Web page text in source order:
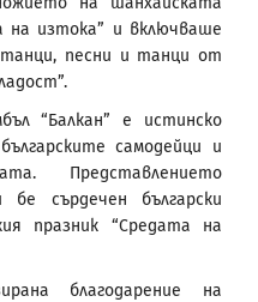
на изтока” и включваше
песни и танци от
“Балкан” е истинско
самодейци и
Представлението
сърдечен български
празник “Средата на
благодарение на